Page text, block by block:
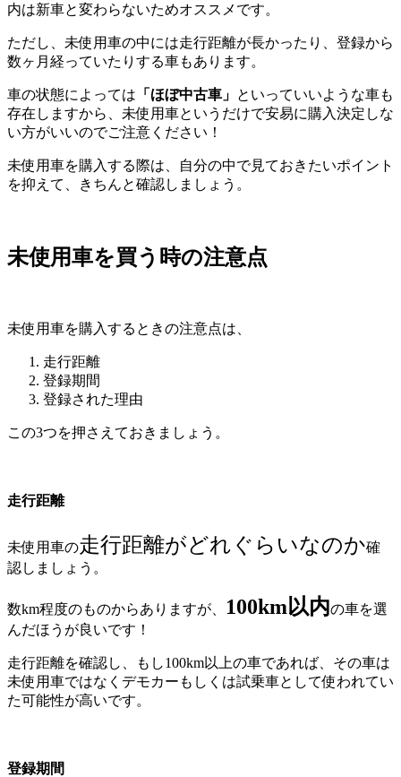
内は新車と変わらないためオススメです。
ただし、未使用車の中には走行距離が長かったり、登録から
数ヶ月経っていたりする車もあります。
車の状態によっては 「ほぼ中古車」 といっていいような車も
存在しますから、未使用車というだけで安易に購入決定しな
い方がいいのでご注意ください！
未使用車を購入する際は、自分の中で見ておきたいポイント
を抑えて、きちんと確認しましょう。
未使用車を買う時の注意点
未使用車を購入するときの注意点は、
走行距離
登録期間
登録された理由
この3つを押さえておきましょう。
走行距離
未使用車の走行距離がどれぐらいなのか確
認しましょう。
数km程度のものからありますが、 100km以内の車を選
んだほうが良いです！
走行距離を確認し、もし100km以上の車であれば、その車は
未使用車ではなくデモカーもしくは試乗車として使われてい
た可能性が高いです。
登録期間